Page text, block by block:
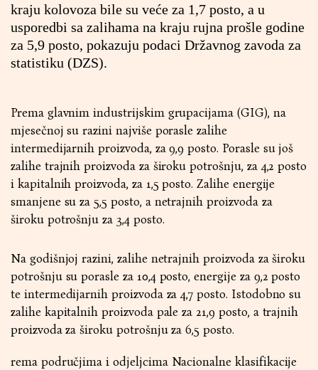
kraju kolovoza bile su veće za 1,7 posto, a u
usporedbi sa zalihama na kraju rujna prošle godine
za 5,9 posto, pokazuju podaci Državnog zavoda za
statistiku (DZS).
Prema glavnim industrijskim grupacijama (GIG), na
mjesečnoj su razini najviše porasle zalihe
intermedijarnih proizvoda, za 9,9 posto. Porasle su još
zalihe trajnih proizvoda za široku potrošnju, za 4,2 posto
i kapitalnih proizvoda, za 1,5 posto. Zalihe energije
smanjene su za 5,5 posto, a netrajnih proizvoda za
široku potrošnju za 3,4 posto.
Na godišnjoj razini, zalihe netrajnih proizvoda za široku
potrošnju su porasle za 10,4 posto, energije za 9,2 posto
te intermedijarnih proizvoda za 4,7 posto. Istodobno su
zalihe kapitalnih proizvoda pale za 21,9 posto, a trajnih
proizvoda za široku potrošnju za 6,5 posto.
rema područjima i odjeljcima Nacionalne klasifikacije